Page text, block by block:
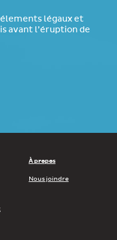
légaux et
avant l’éruption de
À propos
Nous joindre